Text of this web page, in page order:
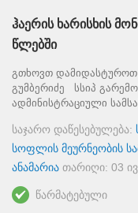
ჰაერის ხარისხის
წლებში
გთხოვთ დამიდასტუროთ
გუმბერიძე სსიპ
ადმინისტრაციული
საჯარო დაწესებულება:
სოფლის მეურნეობის
ანამარია თარიღი: 03
წარმატებული